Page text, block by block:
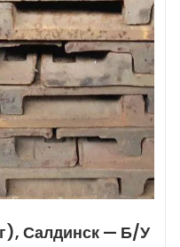
Салдинск — Б/У